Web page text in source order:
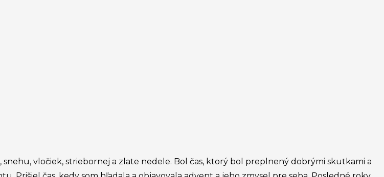
snehu, vločiek, striebornej a zlate nedele. Bol čas, ktorý bol preplnený dobrými skutkami a